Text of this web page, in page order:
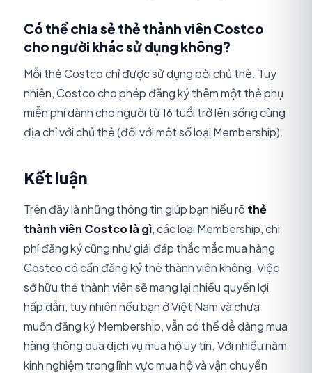
Có thể chia sẻ thẻ thành viên Costco
cho người khác sử dụng không?
Mỗi thẻ Costco chỉ được sử dụng bởi chủ thẻ. Tuy
nhiên, Costco cho phép đăng ký thêm một thẻ phụ
miễn phí dành cho người từ 16 tuổi trở lên sống cùng
địa chỉ với chủ thẻ (đối với một số loại Membership).
Kết luận
Trên đây là những thông tin giúp bạn hiểu rõ thẻ
thành viên Costco là gì, các loại Membership, chi
phí đăng ký cũng như giải đáp thắc mắc mua hàng
Costco có cần đăng ký thẻ thành viên không. Việc
sở hữu thẻ thành viên sẽ mang lại nhiều quyền lợi
hấp dẫn, tuy nhiên nếu bạn ở Việt Nam và chưa
muốn đăng ký Membership, vẫn có thể dễ dàng mua
hàng thông qua dịch vụ mua hộ uy tín. Với nhiều năm
kinh nghiệm trong lĩnh vực mua hộ và vận chuyển